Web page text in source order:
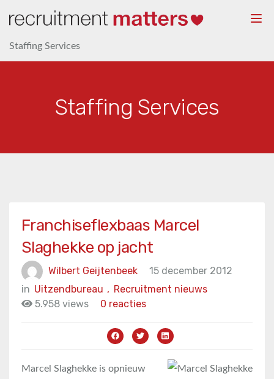
Staffing Services
Staffing Services
Franchiseflexbaas Marcel
Slaghekke op jacht
Wilbert Geijtenbeek
15 december 2012
in
Recruitment nieuws
Uitzendbureau ,
5.958 views
0 reacties
Marcel Slaghekke is opnieuw